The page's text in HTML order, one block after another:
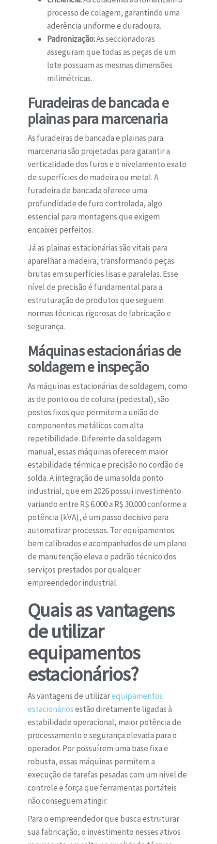
processo de colagem, garantindo uma
aderência uniforme e duradoura.
Padronização:As seccionadoras
asseguram que todas as peças de um
lote possuam as mesmas dimensões
milimétricas.
Furadeiras de bancada e
plainas para marcenaria
As furadeiras de bancada e plainas para
marcenaria são projetadas para garantir a
verticalidade dos furos e o nivelamento exato
de superfícies de madeira ou metal. A
furadeira de bancada oferece uma
profundidade de furo controlada, algo
essencial para montagens que exigem
encaixes perfeitos.
Já as plainas estacionárias são vitais para
aparelhar a madeira, transformando peças
brutas em superfícies lisas e paralelas. Esse
nível de precisão é fundamental para a
estruturação de produtos que seguem
normas técnicas rigorosas de fabricação e
segurança.
Máquinas estacionárias de
soldagem e inspeção
As máquinas estacionárias de soldagem, como
as de ponto ou de coluna (pedestal), são
postos fixos que permitem a união de
componentes metálicos com alta
repetibilidade. Diferente da soldagem
manual, essas máquinas oferecem maior
estabilidade térmica e precisão no cordão de
solda. A integração de uma solda ponto
industrial, que em 2026 possui investimento
variando entre R$ 6.000 a R$ 30.000 conforme a
potência (kVA), é um passo decisivo para
automatizar processos. Ter equipamentos
bem calibrados e acompanhados de um plano
de manutenção eleva o padrão técnico dos
serviços prestados por qualquer
empreendedor industrial.
Quais as vantagens
de utilizar
equipamentos
estacionários?
As vantagens de utilizarequipamentos
estacionáriosestão diretamente ligadas à
estabilidade operacional, maior potência de
processamento e segurança elevada para o
operador. Por possuírem uma base fixa e
robusta, essas máquinas permitem a
execução de tarefas pesadas com um nível de
controle e força que ferramentas portáteis
não conseguem atingir.
Para o empreendedor que busca estruturar
sua fabricação, o investimento nesses ativos